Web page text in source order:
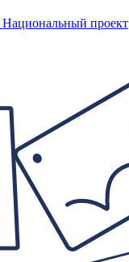
Национальный проект